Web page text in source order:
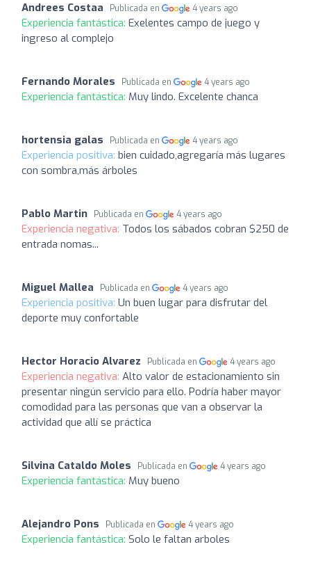
Andrees Costaa Publicada en 4 years ago
Experiencia fantástica: Exelentes campo de juego y
ingreso al complejo
Fernando Morales Publicada en 4 years ago
Experiencia fantástica: Muy lindo. Excelente chanca
hortensia galas Publicada en 4 years ago
Experiencia positiva: bien cuidado,agregaría más lugares
con sombra,más árboles
Pablo Martin Publicada en 4 years ago
Experiencia negativa: Todos los sábados cobran $250 de
entrada nomas...
Miguel Mallea Publicada en 4 years ago
Experiencia positiva: Un buen lugar para disfrutar del
deporte muy confortable
Hector Horacio Alvarez Publicada en 4 years ago
Experiencia negativa: Alto valor de estacionamiento sin
presentar ningún servicio para ello. Podría haber mayor
comodidad para las personas que van a observar la
actividad que allí se práctica
Silvina Cataldo Moles Publicada en 4 years ago
Experiencia fantástica: Muy bueno
Alejandro Pons Publicada en 4 years ago
Experiencia fantástica: Solo le faltan arboles